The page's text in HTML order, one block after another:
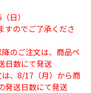
日）
すのでご了承くださ
のご注文は、商品ペ
日数にて発送
、8/17（月）から商
発送日数にて発送